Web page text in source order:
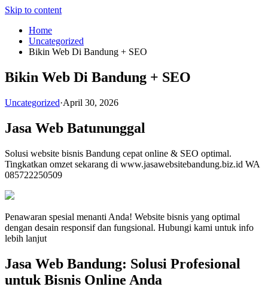
Skip to content
Home
Uncategorized
Bikin Web Di Bandung + SEO
Bikin Web Di Bandung + SEO
Uncategorized·April 30, 2026
Jasa Web Batununggal
Solusi website bisnis Bandung cepat online & SEO optimal.
Tingkatkan omzet sekarang di www.jasawebsitebandung.biz.id WA
085722250509
Penawaran spesial menanti Anda! Website bisnis yang optimal
dengan desain responsif dan fungsional. Hubungi kami untuk info
lebih lanjut
Jasa Web Bandung: Solusi Profesional
untuk Bisnis Online Anda